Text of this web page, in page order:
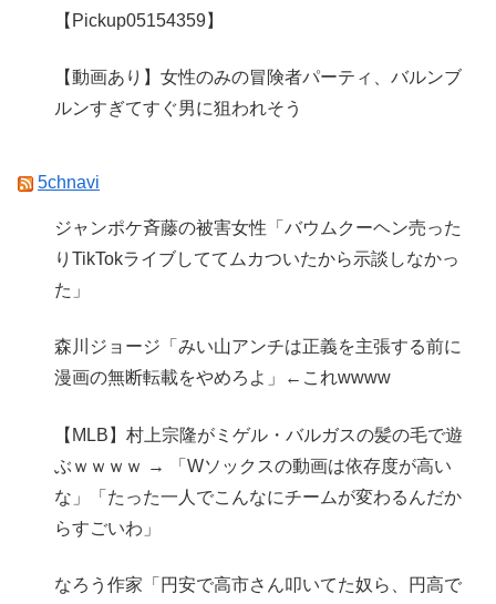
【Pickup05154359】
【動画あり】女性のみの冒険者パーティ、バルンブ
ルンすぎてすぐ男に狙われそう
5chnavi
ジャンポケ斉藤の被害女性「バウムクーヘン売った
りTikTokライブしててムカついたから示談しなかっ
た」
森川ジョージ「みい山アンチは正義を主張する前に
漫画の無断転載をやめろよ」←これwwww
【MLB】村上宗隆がミゲル・バルガスの髪の毛で遊
ぶｗｗｗｗ → 「Wソックスの動画は依存度が高い
な」「たった一人でこんなにチームが変わるんだか
らすごいわ」
なろう作家「円安で高市さん叩いてた奴ら、円高で